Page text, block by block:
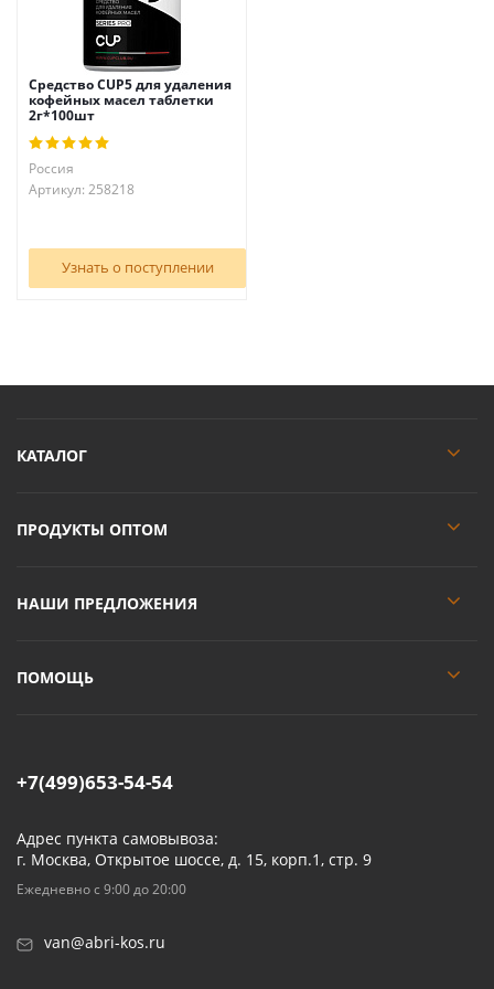
Средство CUP5 для удаления
кофейных масел таблетки
2г*100шт
Россия
Артикул: 258218
Узнать о поступлении
КАТАЛОГ
ПРОДУКТЫ ОПТОМ
НАШИ ПРЕДЛОЖЕНИЯ
ПОМОЩЬ
+7(499)653-54-54
Адрес пункта самовывоза:
г. Москва, Открытое шоссе, д. 15, корп.1, стр. 9
Ежедневно с 9:00 до 20:00
van@abri-kos.ru